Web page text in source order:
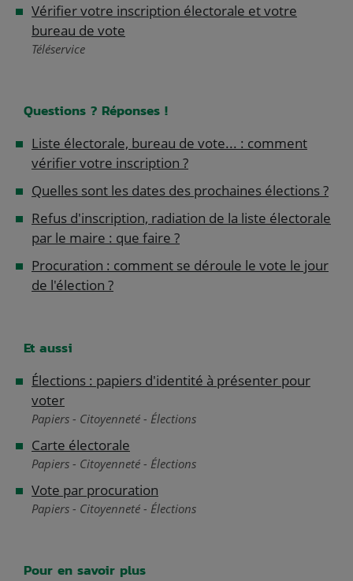
Vérifier votre inscription électorale et votre
bureau de vote
Téléservice
Questions ? Réponses !
Liste électorale, bureau de vote... : comment
vérifier votre inscription ?
Quelles sont les dates des prochaines élections ?
Refus d'inscription, radiation de la liste électorale
par le maire : que faire ?
Procuration : comment se déroule le vote le jour
de l'élection ?
Et aussi
Élections : papiers d'identité à présenter pour
voter
Papiers - Citoyenneté - Élections
Carte électorale
Papiers - Citoyenneté - Élections
Vote par procuration
Papiers - Citoyenneté - Élections
Pour en savoir plus